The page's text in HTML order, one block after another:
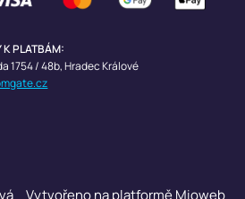
K PLATBÁM:
1754 / 48b, Hradec Králové
Vytvořeno na platforměMioweb